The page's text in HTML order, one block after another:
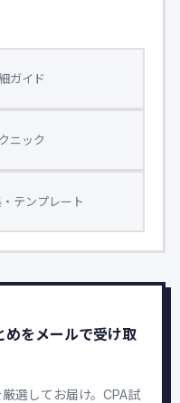
ガイド
ニック
テンプレート
めをメールで受け取
選してお届け。CPA試